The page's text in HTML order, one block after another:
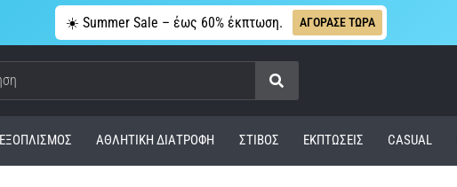
☀️ Summer Sale – έως 60% έκπτωση. ΑΓΟΡΑΣΕ ΤΩΡΑ
Αναζήτηση
ΕΞΟΠΛΙΣΜΌΣ ΑΘΛΗΤΙΚΉ ΔΙΑΤΡΟΦΉ ΣΤΊΒΟΣ ΕΚΠΤΩΣΕΙΣ CASUAL